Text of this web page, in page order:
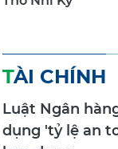
Thổ Nhĩ Kỳ
TÀI CHÍNH
Luật Ngân
dụng 'tỷ lệ an